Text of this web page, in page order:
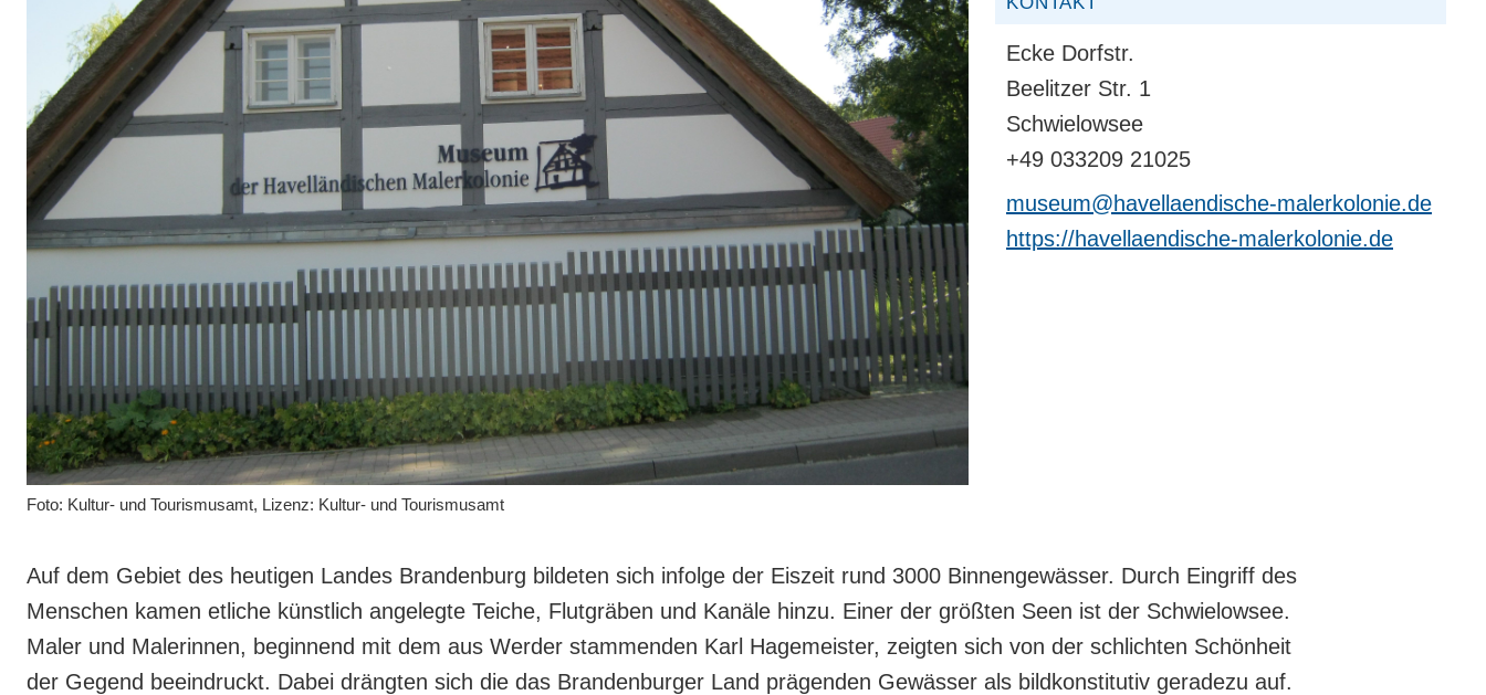
Foto: Kultur- und Tourismusamt, Lizenz: Kultur- und Tourismusamt
Ecke Dorfstr.
Beelitzer Str. 1
Schwielowsee
+49 033209 21025
museum@havellaendische-malerkolonie.de
https://havellaendische-malerkolonie.de
Auf dem Gebiet des heutigen Landes Brandenburg bildeten sich infolge der Eiszeit rund 3000 Binnengewässer. Durch Eingriff des
Menschen kamen etliche künstlich angelegte Teiche, Flutgräben und Kanäle hinzu. Einer der größten Seen ist der Schwielowsee.
Maler und Malerinnen, beginnend mit dem aus Werder stammenden Karl Hagemeister, zeigten sich von der schlichten Schönheit
der Gegend beeindruckt. Dabei drängten sich die das Brandenburger Land prägenden Gewässer als bildkonstitutiv geradezu auf.